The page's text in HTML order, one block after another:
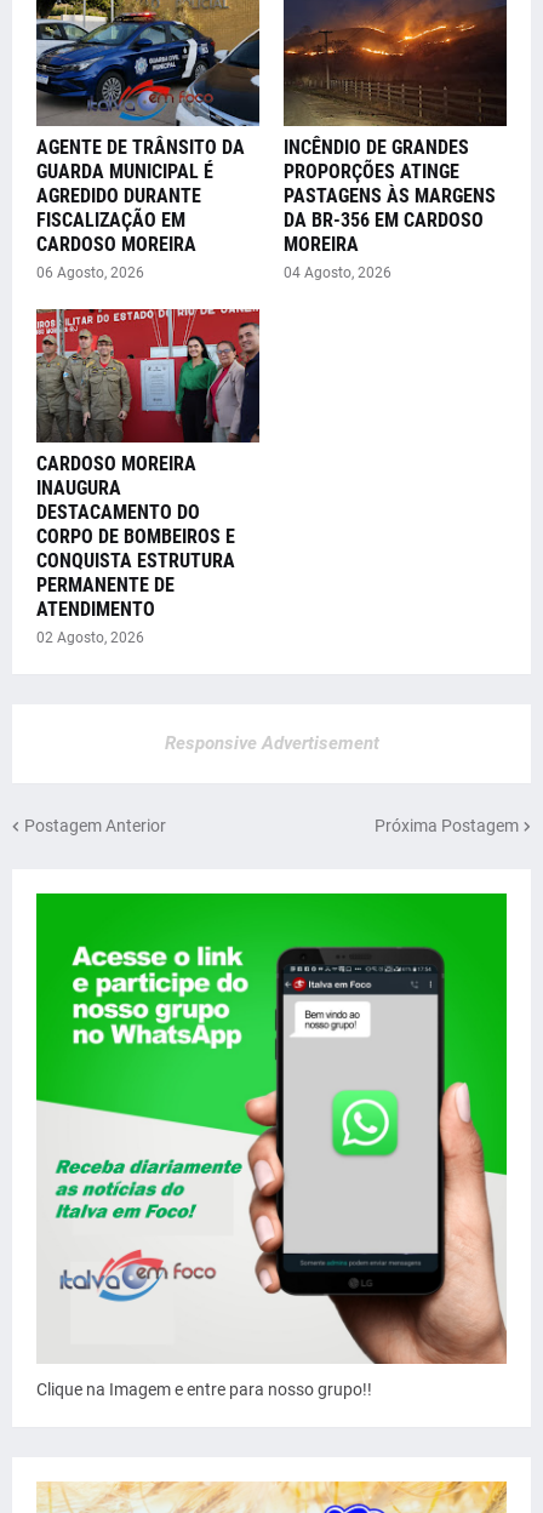
AGENTE DE TRÂNSITO DA
GUARDA MUNICIPAL É
AGREDIDO DURANTE
FISCALIZAÇÃO EM
CARDOSO MOREIRA
06 Agosto, 2026
INCÊNDIO DE GRANDES
PROPORÇÕES ATINGE
PASTAGENS ÀS MARGENS
DA BR-356 EM CARDOSO
MOREIRA
04 Agosto, 2026
CARDOSO MOREIRA
INAUGURA
DESTACAMENTO DO
CORPO DE BOMBEIROS E
CONQUISTA ESTRUTURA
PERMANENTE DE
ATENDIMENTO
02 Agosto, 2026
Responsive Advertisement
Postagem Anterior Próxima Postagem
Clique na Imagem e entre para nosso grupo!!